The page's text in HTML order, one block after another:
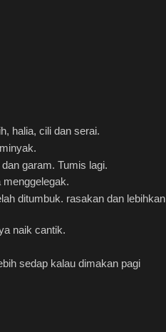
halia, cili dan serai.
garam. Tumis lagi.
ditumbuk. rasakan dan lebihkan
naik cantik.
sedap kalau dimakan pagi